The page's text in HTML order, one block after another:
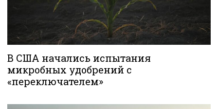
В США начались испытания
микробных удобрений с
«переключателем»